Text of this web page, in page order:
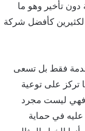
دون تأخير وهو ما
كأفضل شركة
فقط بل تسعى
تركز على توعية
فهي ليست مجرد
في حماية